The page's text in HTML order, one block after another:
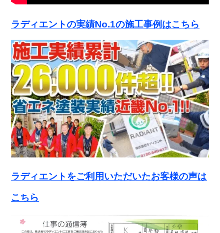
ラディエントの実績No.1の施工事例はこちら
ラディエントをご利用いただいたお客様の声は
こちら